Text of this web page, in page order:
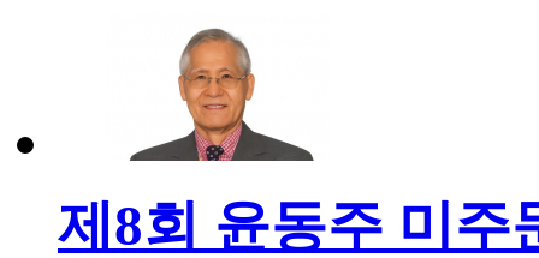
제8회 윤동주 미주